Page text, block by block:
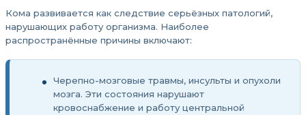
Кома развивается как следствие серьёзных патологий,
нарушающих работу организма. Наиболее
распространённые причины включают:
Черепно-мозговые травмы, инсульты и опухоли
мозга. Эти состояния нарушают
кровоснабжение и работу центральной